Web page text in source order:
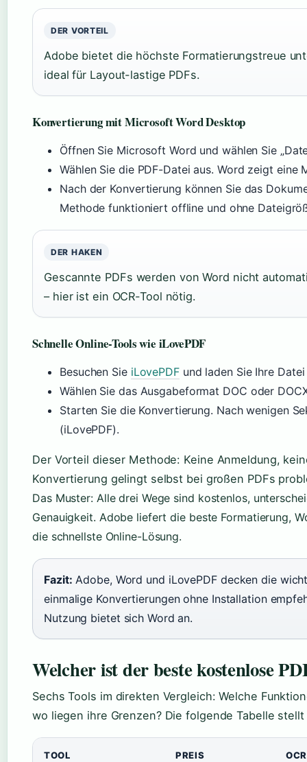
DER VORTEIL
Adobe bietet die höchste Formatierungstreue
ideal für Layout-lastige PDFs.
Konvertierung mit Microsoft Word Desktop
Öffnen Sie Microsoft Word und wählen Sie
Wählen Sie die PDF-Datei aus. Word zeigt
Nach der Konvertierung können Sie das
Methode funktioniert offline und ohne
DER HAKEN
Gescannte PDFs werden von Word nicht
– hier ist ein OCR-Tool nötig.
Schnelle Online-Tools wie iLovePDF
Besuchen Sie iLovePDFund laden Sie Ihre Datei
Wählen Sie das Ausgabeformat DOC oder
Starten Sie die Konvertierung. Nach wenigen
(iLovePDF).
Der Vorteil dieser Methode: Keine Anmeldung,
Konvertierung gelingt selbst bei großen PDFs
Das Muster: Alle drei Wege sind kostenlos,
Genauigkeit. Adobe liefert die beste Formatierung,
die schnellste Online-Lösung.
Fazit: Adobe, Word und iLovePDF decken die
einmalige Konvertierungen ohne Installation
Nutzung bietet sich Word an.
Welcher ist der beste kostenlose
Sechs Tools im direkten Vergleich: Welche
wo liegen ihre Grenzen? Die folgende Tabelle
TOOL PREIS OCR